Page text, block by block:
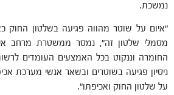
נמשכת.
"איום על שוטר מהווה פגיעה בשלטון החוק
מסמלי שלטון זה", נמסר ממשטרת מרחב
החומרה וננקוט בכל האמצעים העומדים
ניסיון פגיעה בשוטרים ובשאר אנשי מערכת
על שלטון החוק ואכיפתו".